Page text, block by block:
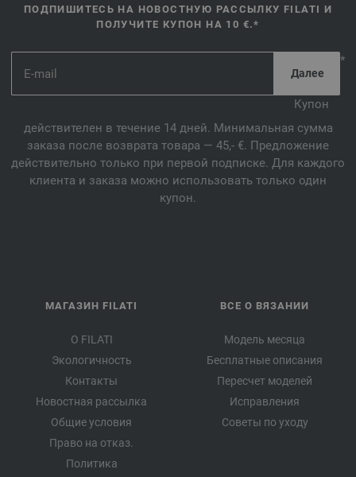
ПОДПИШИТЕСЬ НА НОВОСТНУЮ РАССЫЛКУ FILATI И
ПОЛУЧИТЕ КУПОН НА 10 €.*
*
Купон
действителен в течение 14 дней. Минимальная сумма
заказа после возврата товара — 45,- €. Предложение
действительно только при первой подписке. Для каждого
клиента и заказа можно использовать только один
купон.
МАГАЗИН FILATI
О FILATI
Экологичность
Контакты
Новостная рассылка
Общие условия
Право на отказ.
Политика
ВСЕ О ВЯЗАНИИ
Модель месяца
Бесплатные описания
Пересчет моделей
Исправления
Советы по уходу